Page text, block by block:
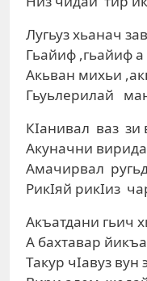
Лугьуз хьанач
Гьайиф ,гьайиф а
Акьван михьи
Гьуьлерилай
КIанивал ваз зи
Акуначни
Амачирвал
РикIяй рикIиз
Акъатдани гьич
А бахтавар
Такур чIавуз вун